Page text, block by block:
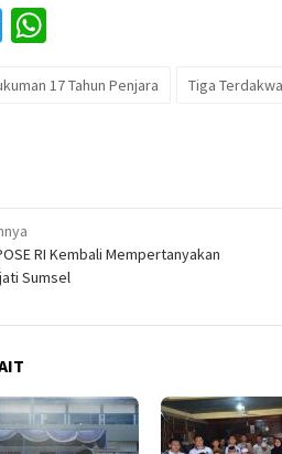
Twitter
17 Tahun Penjara Tiga
RI Kembali Mempertanyakan
Sumsel